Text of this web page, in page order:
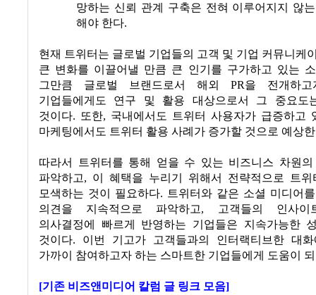
망하는 신뢰 관계 구축은 전혀 이루어지지 않
해야 한다.
현재 트위터는 글로벌 기업들의 고객 및 기업 커뮤니케
큰 변화를 이끌어낼 만큼 큰 인기를 구가하고 있는
그만큼 글로벌 브랜드로서 해외
PR을 전개하
기업들에게도 연구 및 활용 대상으로서 그 중요도
것이다. 또한, 국내에서도 트위터 사용자가 급증하고
마케팅에서도 트위터 활용 사례가 증가할 것으로 예상
따라서 트위터를 통해 얻을 수 있는 비즈니스 차원
파악하고, 이 혜택을 누리기 위해서 전략적으로 트
모색하는 것이 필요하다. 트위터와 같은 소셜 미디어
의견을 지속적으로 파악하고, 고객들의 인사이
의사결정에 빠르게 반영하는 기업들은 지속가능한
것이다. 이번 기고가 고객들과의 인터랙티브한 대
가까이 참여하고자 하는 스마트한 기업들에게 도움이
[기존 비즈앤미디어 칼럼 글 링크 모음]